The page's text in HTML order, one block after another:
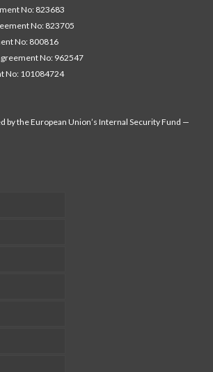
No: 823683
No: 823705
No: 800816
No: 962547
No: 101084724
by the European Union’s Internal Security Fund —